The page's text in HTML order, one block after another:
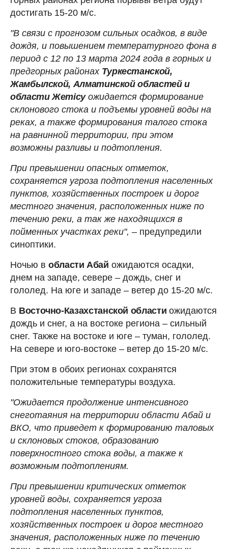
достигать 15-20 м/с.
"В связи с прогнозом сильных осадков, в виде
дождя, и повышением температурного фона в
период с 12 по 13 марта 2024 года в горных и
предгорных районахТуркестанской,
Жамбылской, Алматинской областей и
области Жетісуожидается формирование
склонового стока и подъемы уровней воды на
реках, а также формирования талого стока
на равнинной территории, при этом
возможны разливы и подтопления.
При превышении опасных отметок,
сохраняется угроза подтопления населенных
пунктов, хозяйственных построек и дорог
местного значения, расположенных ниже по
течению реки, а так же находящихся в
пойменных участках реки", – предупредили
синоптики.
Ночью в области Абай ожидаются осадки,
днем на западе, севере – дождь, снег и
гололед. На юге и западе – ветер до 15-20 м/с.
В Восточно-Казахстанской области ожидаются
дождь и снег, а на востоке региона – сильный
снег. Также на востоке и юге – туман, гололед.
На севере и юго-востоке – ветер до 15-20 м/с.
При этом в обоих регионах сохранятся
положительные температуры воздуха.
"Ожидается продолжение интенсивного
снеготаяния на территории области Абай и
ВКО, что приведет к формированию таловых
и склоновых стоков, образованию
поверхностного стока воды, а также к
возможным подтоплениям.
При превышении критических отметок
уровней воды, сохраняется угроза
подтопления населенных пунктов,
хозяйственных построек и дорог местного
значения, расположенных ниже по течению